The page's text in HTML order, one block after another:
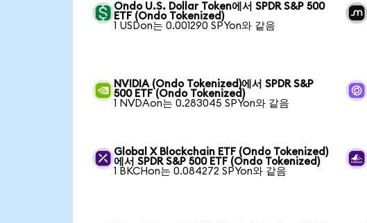
Ondo U.S. Dollar Token에서 SPDR S&P 500
ETF (Ondo Tokenized)
1 USDon는 0.001290 SPYon와 같음
NVIDIA (Ondo Tokenized)에서 SPDR S&P
500 ETF (Ondo Tokenized)
1 NVDAon는 0.283045 SPYon와 같음
Global X Blockchain ETF (Ondo Tokenized)
에서 SPDR S&P 500 ETF (Ondo Tokenized)
1 BKCHon는 0.084272 SPYon와 같음